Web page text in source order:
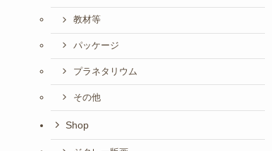
教材等
パッケージ
プラネタリウム
その他
Shop